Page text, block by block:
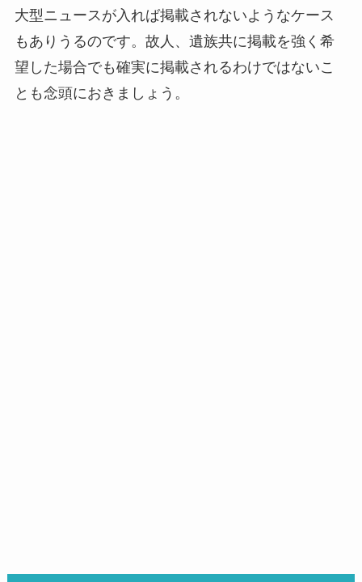
大型ニュースが入れば掲載されないようなケース
もありうるのです。故人、遺族共に掲載を強く希
望した場合でも確実に掲載されるわけではないこ
とも念頭におきましょう。